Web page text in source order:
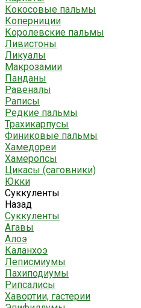
Кокосовые пальмы
Коперниции
Королевские пальмы
Ливистоны
Ликуалы
Макрозамии
Панданы
Равеналы
Раписы
Редкие пальмы
Трахикарпусы
Финиковые пальмы
Хамедореи
Хамеропсы
Цикасы (саговники)
Юкки
Суккуленты
Назад
Суккуленты
Агавы
Алоэ
Каланхоэ
Леписмиумы
Пахиподиумы
Рипсалисы
Хавортии, гастерии